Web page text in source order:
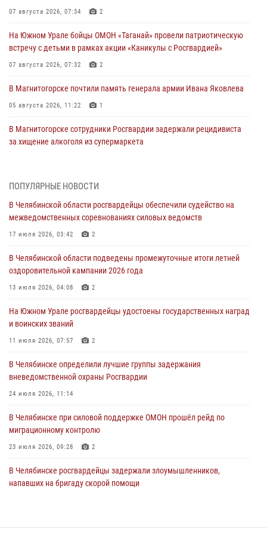
07 августа 2026, 07:34 2
На Южном Урале бойцы ОМОН «Таганай» провели патриотическую
встречу с детьми в рамках акции «Каникулы с Росгвардией»
07 августа 2026, 07:32 2
В Магнитогорске почтили память генерала армии Ивана Яковлева
05 августа 2026, 11:22 1
В Магнитогорске сотрудники Росгвардии задержали рецидивиста
за хищение алкоголя из супермаркета
На Южном Урале спецназ Росгвардии провел военно-полевые
Росгвардейцы задержали трёх магазинных воров в Челябинске
На Южном Урале сотрудники Росгвардии задержали
подозреваемого в совершении убийства
В Челябинской области росгвардейцами по горячим следам
задержан подозреваемый в грабеже
ПОПУЛЯРНЫЕ НОВОСТИ
В Челябинской области росгвардейцы обеспечили судейство на
межведомственных соревнованиях силовых ведомств
17 июля 2026, 03:42 2
В Челябинской области подведены промежуточные итоги летней
оздоровительной кампании 2026 года
13 июля 2026, 04:08 2
На Южном Урале росгвардейцы удостоены государственных наград
и воинских званий
11 июля 2026, 07:57 2
В Челябинске определили лучшие группы задержания
вневедомственной охраны Росгвардии
24 июля 2026, 11:14
В Челябинске при силовой поддержке ОМОН прошёл рейд по
миграционному контролю
23 июля 2026, 09:28 2
В Челябинске росгвардейцы задержали злоумышленников,
напавших на бригаду скорой помощи